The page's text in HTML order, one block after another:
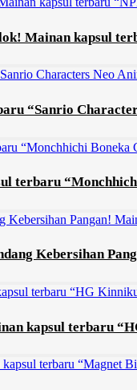
Mainan kapsul
“Sanrio
terbaru
Kebersihan
kapsul terbaru